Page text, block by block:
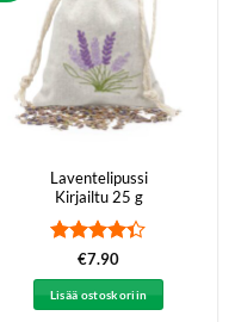
Laventelipussi
Kirjailtu 25 g
Arvostelu
tuotteesta:
4.33/ 5
€7.90
Lisää ostoskoriin